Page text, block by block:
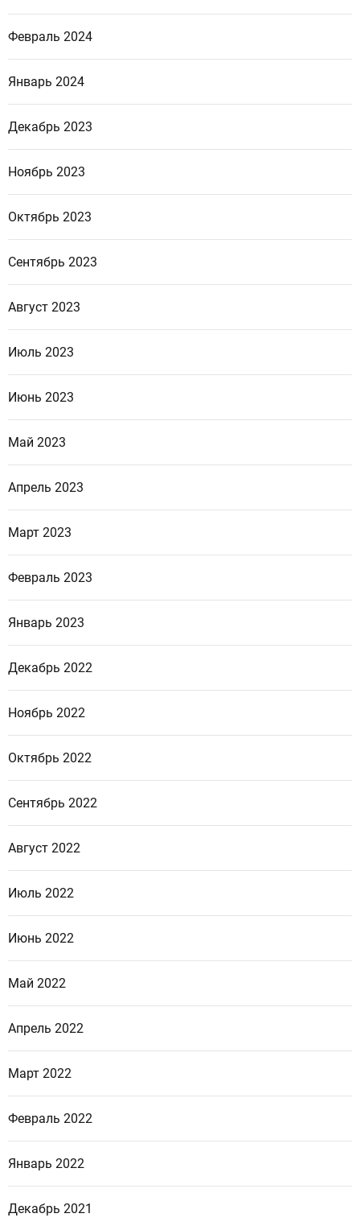
Февраль 2024
Январь 2024
Декабрь 2023
Ноябрь 2023
Октябрь 2023
Сентябрь 2023
Август 2023
Июль 2023
Июнь 2023
Май 2023
Апрель 2023
Март 2023
Февраль 2023
Январь 2023
Декабрь 2022
Ноябрь 2022
Октябрь 2022
Сентябрь 2022
Август 2022
Июль 2022
Июнь 2022
Май 2022
Апрель 2022
Март 2022
Февраль 2022
Январь 2022
Декабрь 2021